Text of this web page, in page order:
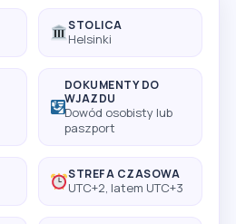
STOLICA
Helsinki
DOKUMENTY DO
WJAZDU
Dowód osobisty lub
paszport
STREFA CZASOWA
UTC+2, latem UTC+3